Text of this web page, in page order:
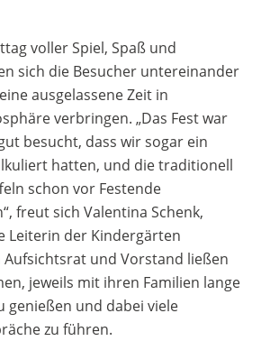
voller Spiel, Spaß und
sich die Besucher untereinander
ausgelassene Zeit in
verbringen. „Das Fest war
besucht, dass wir sogar ein
hatten, und die traditionell
schon vor Festende
freut sich Valentina Schenk,
Leiterin der Kindergärten
Aufsichtsrat und Vorstand ließen
jeweils mit ihren Familien lange
genießen und dabei viele
zu führen.